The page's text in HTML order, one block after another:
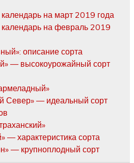
на март 2019 года
на февраль 2019
описание сорта
— высокоурожайный сорт
Север» — идеальный сорт
— характеристика сорта
— крупноплодный сорт